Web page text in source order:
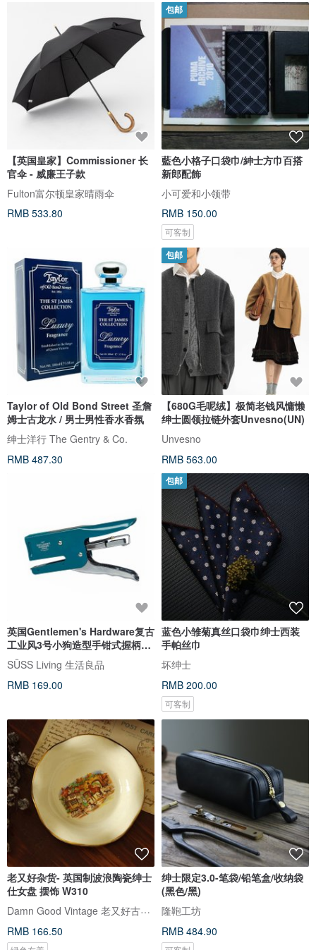
【英国皇家】Commissioner 长
官伞 - 威廉王子款
Fulton富尔顿皇家晴雨伞
RMB 533.80
包邮
藍色小格子口袋巾/紳士方巾百搭
新郎配飾
小可爱和小领带
RMB 150.00
可客制
Taylor of Old Bond Street 圣詹
姆士古龙水 / 男士男性香水香氛
绅士洋行 The Gentry & Co.
RMB 487.30
包邮
【680G毛呢绒】极简老钱风慵懒
绅士圆领拉链外套Unvesno(UN)
Unvesno
RMB 563.00
英国Gentlemen's Hardware复古
工业风3号小狗造型手钳式握柄钉
书
SÜSS Living 生活良品
RMB 169.00
包邮
蓝色小雏菊真丝口袋巾绅士西装
手帕丝巾
坏绅士
RMB 200.00
可客制
老又好杂货- 英国制波浪陶瓷绅士
仕女盘 摆饰 W310
Damn Good Vintage 老又好古董珠宝
RMB 166.50
绅士限定3.0-笔袋/铅笔盒/收纳袋
(黑色/黑)
隆鞄工坊
RMB 484.90